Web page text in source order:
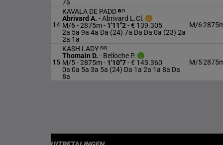
7a
14
KAVALA DE PADD
Abrivard A. -Abrivard L.Cl.
M/6 - 2875m- 1'11"2- € 139.305
2a 5a 9a 4a Da (24) 7a Da Da 0a (23) 2a
2a 1a
M/6
15
KASH LADY
Thomain D. - Belloche P.
M/5 - 2875m- 1'10"7- € 143.360
0a 0a 5a 3a 5a (24) Da 1a 2a 1a 8a Da
8a
M/5